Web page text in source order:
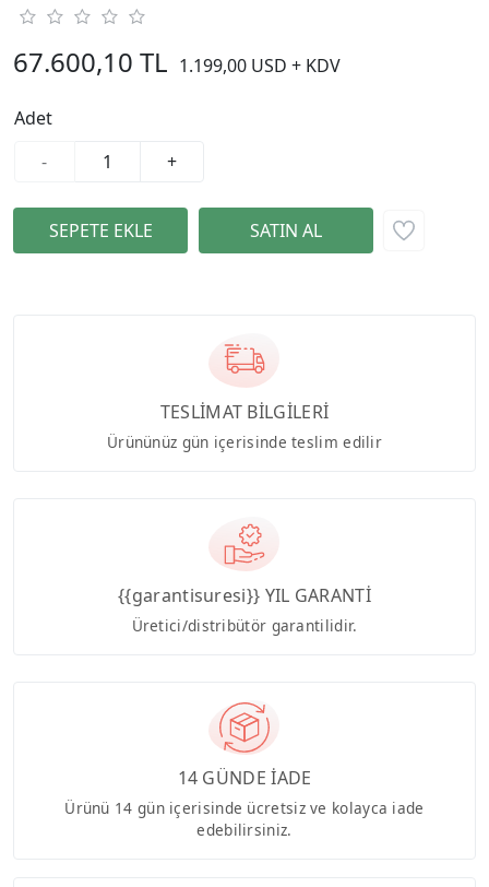
67.600,10 TL 1.199,00 USD + KDV
Adet
-
+
TESLİMAT BİLGİLERİ
Ürününüz gün içerisinde teslim edilir
{{garantisuresi}} YIL GARANTİ
Üretici/distribütör garantilidir.
14 GÜNDE İADE
Ürünü 14 gün içerisinde ücretsiz ve kolayca iade
edebilirsiniz.